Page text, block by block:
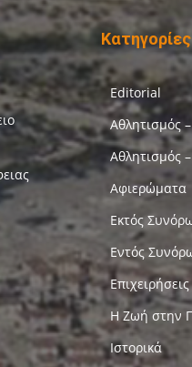
Κατηγορίες
Editorial
Αθλητισμός
Αθλητισμός
Αφιερώματα
Εκτός
Εντός
Η Ζωή στην
Ιστορικά